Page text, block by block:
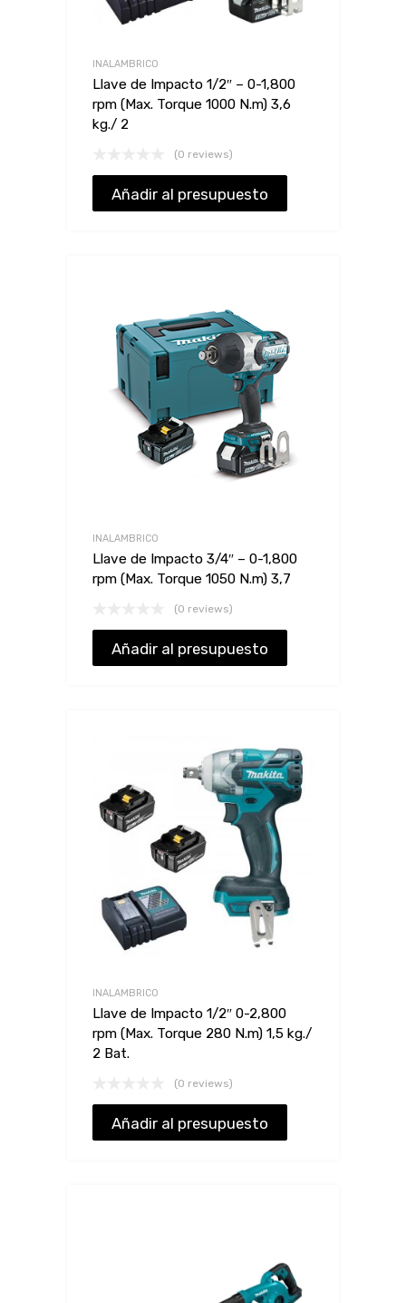
INALAMBRICO
Llave de Impacto 1/2″ – 0-1,800
rpm (Max. Torque 1000 N.m) 3,6
kg./ 2
(0 reviews)
Añadir al presupuesto
INALAMBRICO
Llave de Impacto 3/4″ – 0-1,800
rpm (Max. Torque 1050 N.m) 3,7
(0 reviews)
Añadir al presupuesto
INALAMBRICO
Llave de Impacto 1/2″ 0-2,800
rpm (Max. Torque 280 N.m) 1,5 kg./
2 Bat.
(0 reviews)
Añadir al presupuesto